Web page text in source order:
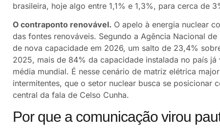
brasileira, hoje algo entre 1,1% e 1,3%, para cerca de
O contraponto renovável. O apelo à energia nuclear
das fontes renováveis. Segundo a Agência Nacional
de nova capacidade em 2026, um salto de 23,4%
2025, mais de 84% da capacidade instalada no país
média mundial. É nesse cenário de matriz elétrica
intermitentes, que o setor nuclear busca se posicionar
central da fala de Celso Cunha.
Por que a comunicação virou